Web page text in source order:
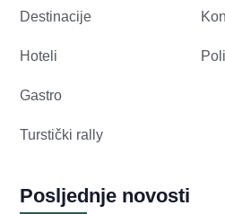
Destinacije
Hoteli
Gastro
Turstički rally
Posljednje novosti